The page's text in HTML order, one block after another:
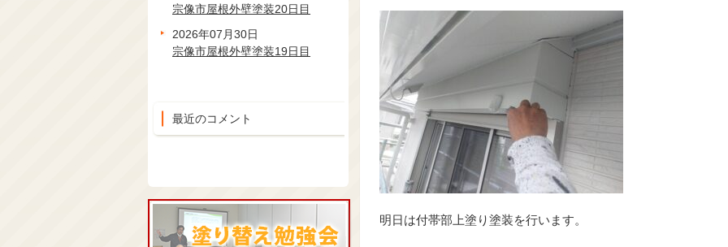
明日は付帯部上塗り塗装を行います。
宗像市屋根外壁塗装20日目
2026年07月30日
宗像市屋根外壁塗装19日目
最近のコメント